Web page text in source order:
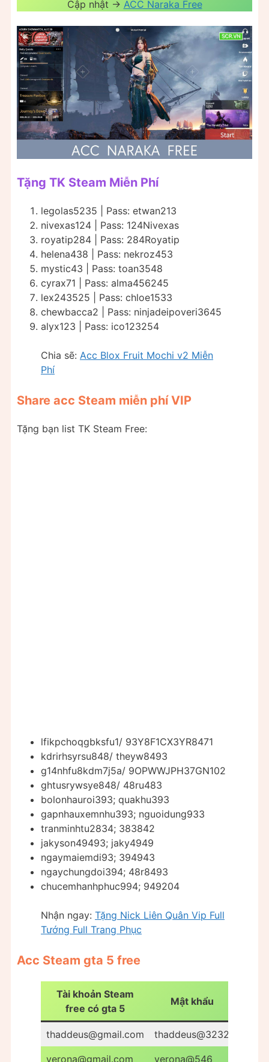
Cập nhật -> ACC Naraka Free
Tặng TK Steam Miễn Phí
legolas5235 | Pass: etwan213
nivexas124 | Pass: 124Nivexas
royatip284 | Pass: 284Royatip
helena438 | Pass: nekroz453
mystic43 | Pass: toan3548
cyrax71 | Pass: alma456245
lex243525 | Pass: chloe1533
chewbacca2 | Pass: ninjadeipoveri3645
alyx123 | Pass: ico123254
Chia sẽ: Acc Blox Fruit Mochi v2 Miễn
Phí
Share acc Steam miễn phí VIP
Tặng bạn list TK Steam Free:
lfikpchoqgbksfu1/ 93Y8F1CX3YR8471
kdrirhsyrsu848/ theyw8493
g14nhfu8kdm7j5a/ 9OPWWJPH37GN102
ghtusrywsye848/ 48ru483
bolonhauroi393; quakhu393
gapnhauxemnhu393; nguoidung933
tranminhtu2834; 383842
jakyson49493; jaky4949
ngaymaiemdi93; 394943
ngaychungdoi394; 48r8493
chucemhanhphuc994; 949204
Nhận ngay: Tặng Nick Liên Quân Vip Full
Tướng Full Trang Phục
Acc Steam gta 5 free
Tài khoản Steam
free có gta 5
Mật khẩu
thaddeus@gmail.com thaddeus@3232
verona@gmail.com verona@546